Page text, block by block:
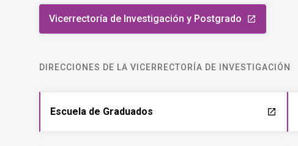
Vicerrectoría de Investigación y Postgrado launch
DIRECCIONES DE LA VICERRECTORÍA DE INVESTIGACIÓN
Escuela de Graduados launch